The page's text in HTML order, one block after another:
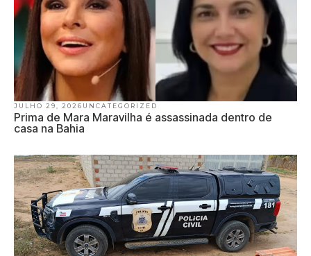
JULHO 29, 2026 UNCATEGORIZED
Prima de Mara Maravilha é assassinada dentro de
casa na Bahia